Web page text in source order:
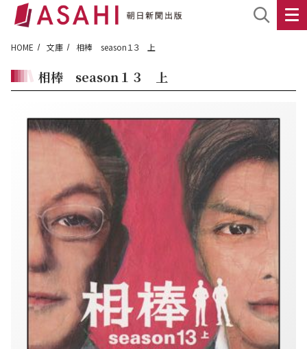
HOME 文庫 相棒 season１３ 上
相棒 season１３ 上